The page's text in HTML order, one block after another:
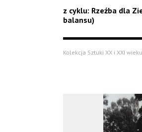
z cyklu: Rzeźba dla
balansu)
Kolekcja Sztuki XX i XXI wieku